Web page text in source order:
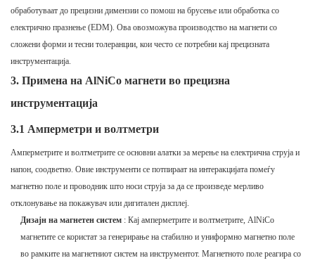
обработуваат до прецизни димензии со помош на брусење или обработка со
електрично празнење (EDM). Ова овозможува производство на магнети со
сложени форми и тесни толеранции, кои често се потребни кај прецизната
инструментација.
3. Примена на AlNiCo магнети во прецизна
инструментација
3.1 Амперметри и волтметри
Амперметрите и волтметрите се основни алатки за мерење на електрична струја и
напон, соодветно. Овие инструменти се потпираат на интеракцијата помеѓу
магнетно поле и проводник што носи струја за да се произведе мерливо
отклонување на покажувач или дигитален дисплеј.
Дизајн на магнетен систем : Кај амперметрите и волтметрите, AlNiCo
магнетите се користат за генерирање на стабилно и униформно магнетно поле
во рамките на магнетниот систем на инструментот. Магнетното поле реагира со